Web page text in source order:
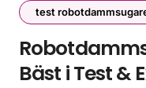
test
Bäst i Test &